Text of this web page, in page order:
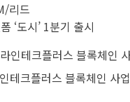
리드
‘도시’ 1분기 출시
테크플러스 블록체인 사